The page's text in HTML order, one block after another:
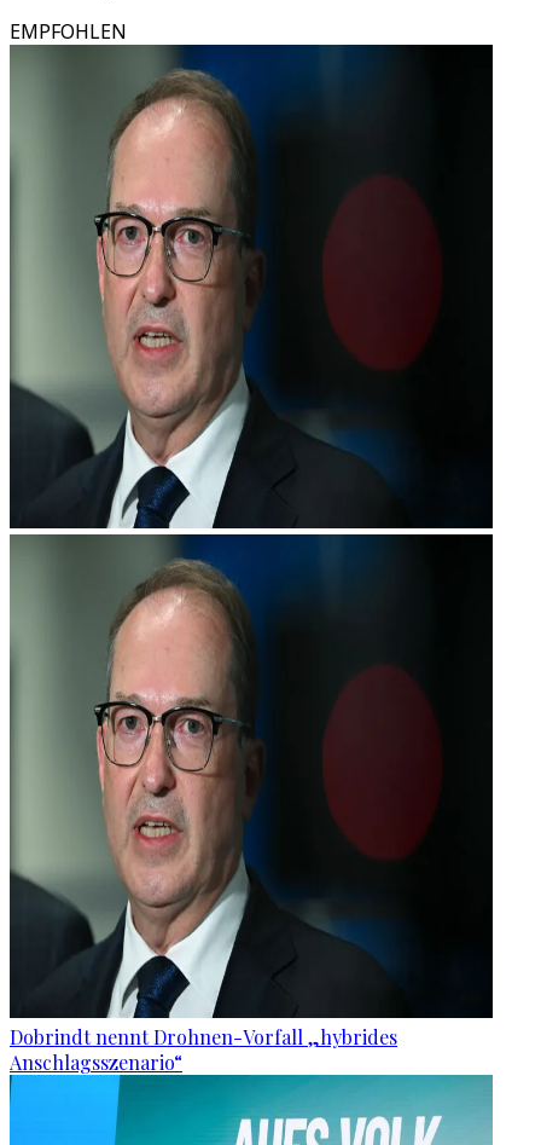
EMPFOHLEN
Dobrindt nennt Drohnen-Vorfall „hybrides
Anschlagsszenario“